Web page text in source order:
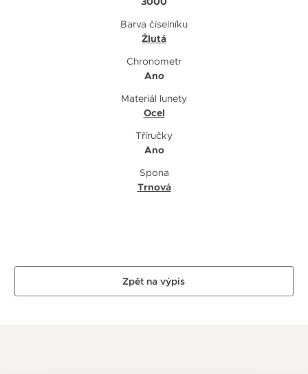
Barva číselníku
Žlutá
Chronometr
Ano
Materiál lunety
Ocel
Tříručky
Ano
Spona
Trnová
Zpět na výpis